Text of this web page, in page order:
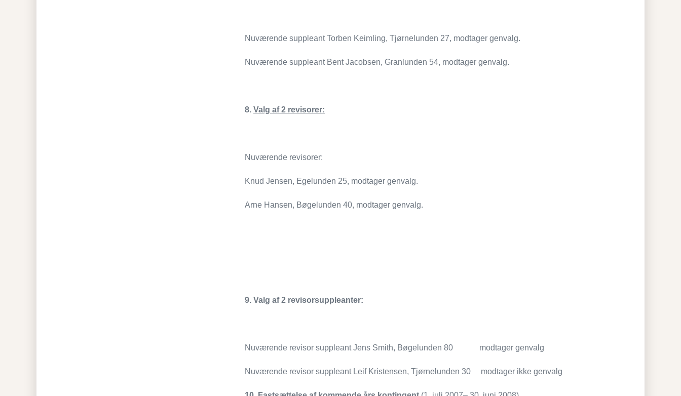
Nuværende suppleant Torben Keimling, Tjørnelunden 27, modtager genvalg.
Nuværende suppleant Bent Jacobsen, Granlunden 54, modtager genvalg.
8.Valg af 2 revisorer:
Nuværende revisorer:
Knud Jensen, Egelunden 25, modtager genvalg.
Arne Hansen, Bøgelunden 40, modtager genvalg.
9.Valg af 2 revisorsuppleanter:
Nuværende revisor suppleant Jens Smith, Bøgelunden 80 modtager genvalg
Nuværende revisor suppleant Leif Kristensen, Tjørnelunden 30 modtager ikke genvalg